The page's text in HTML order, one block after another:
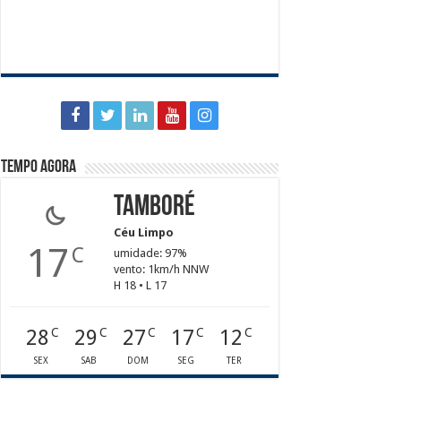
Tempo agora
17 C
Tamboré
Céu Limpo
umidade: 97%
vento: 1km/h NNW
H 18 • L 17
28 C
SEX
29 C
SAB
27 C
DOM
17 C
SEG
12 C
TER